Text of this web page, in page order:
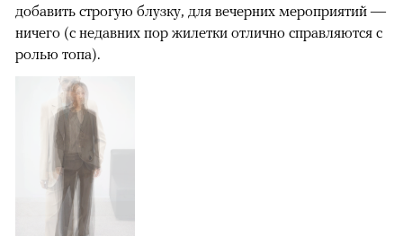
добавить строгую блузку, для вечерних мероприятий —
ничего (с недавних пор жилетки отлично справляются с
ролью топа).